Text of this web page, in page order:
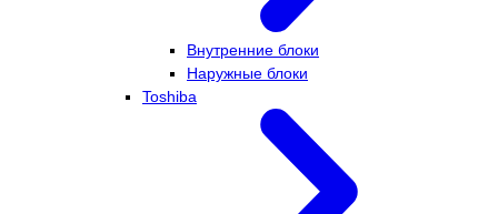
Внутренние блоки
Наружные блоки
Toshiba